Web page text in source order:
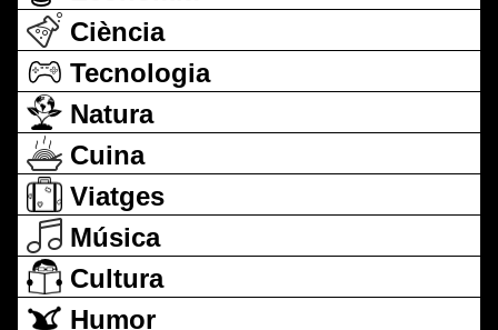
Ciència
Tecnologia
Natura
Cuina
Viatges
Música
Cultura
Humor